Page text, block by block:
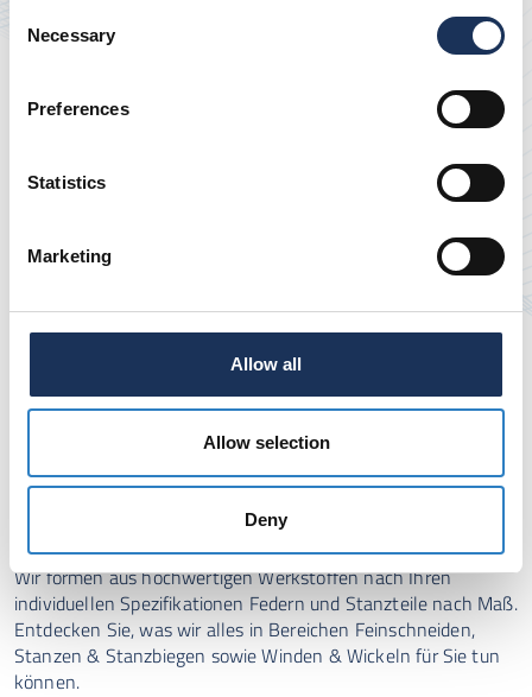
Selection
Necessary
Preferences
Statistics
Marketing
Allow all
Allow selection
Deny
Fertigungskompetenzen für
Smart Springs & Smart Parts
Wir formen aus hochwertigen Werkstoffen nach Ihren
individuellen Spezifikationen Federn und Stanzteile nach Maß.
Entdecken Sie, was wir alles in Bereichen Feinschneiden,
Stanzen & Stanzbiegen sowie Winden & Wickeln für Sie tun
können. ​